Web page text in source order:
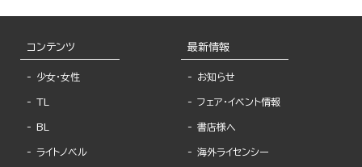
コンテンツ
少女・女性
TL
BL
ライトノベル
最新情報
お知らせ
フェア・イベント情報
書店様へ
海外ライセンシー